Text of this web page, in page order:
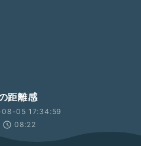
距離感
05 17:34:59
08:22